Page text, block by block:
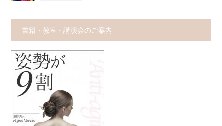
書籍・教室・講演会のご案内